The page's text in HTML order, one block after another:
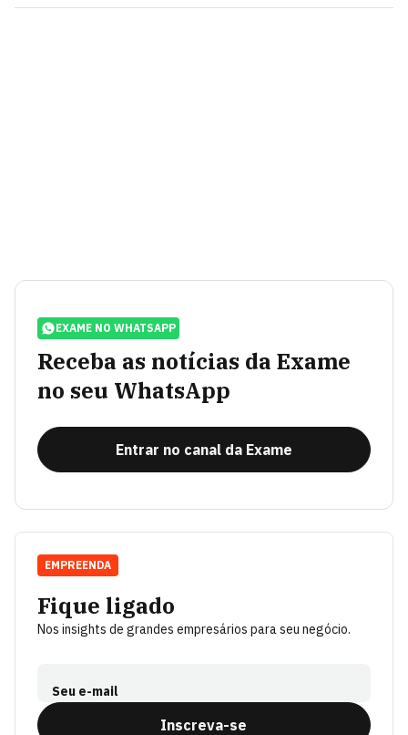
EXAME NO WHATSAPP
Receba as notícias da Exame
no seu WhatsApp
Entrar no canal da Exame
Fique ligado
Nos insights de grandes empresários para seu negócio.
Seu e-mail
Inscreva-se
EMPREENDA